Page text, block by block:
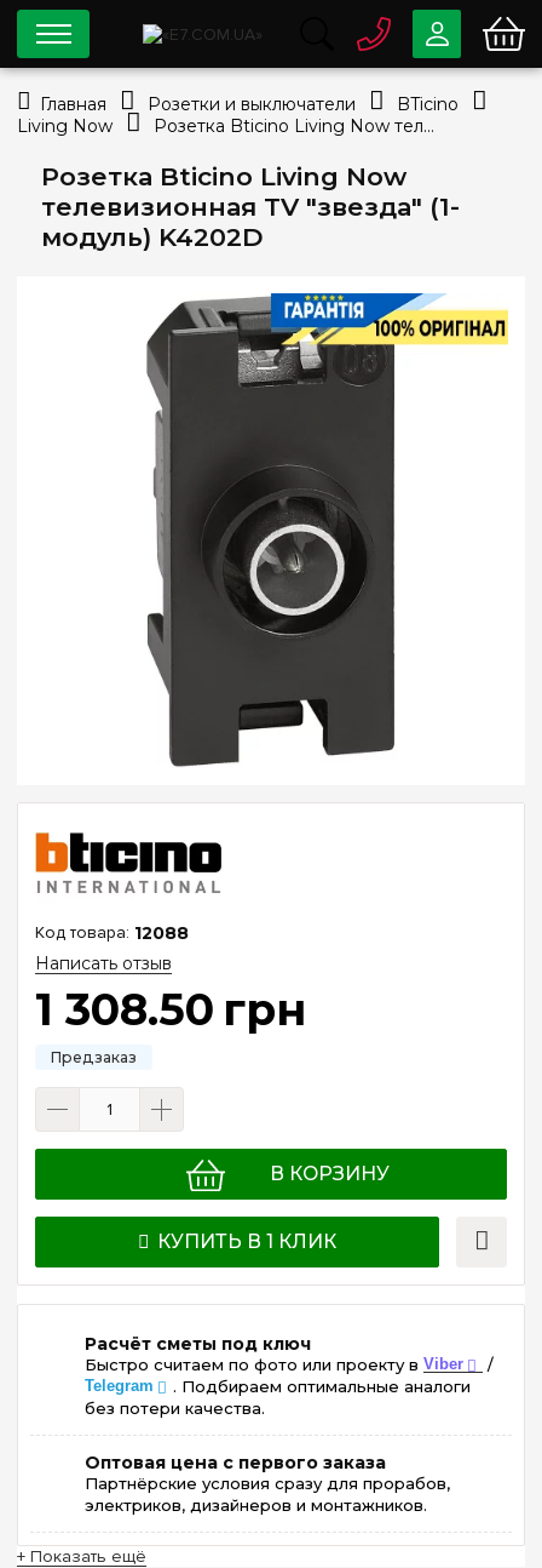
Розетка Bticino Living Now
телевизионная TV "звезда" (1-
модуль) K4202D
12088
Написать отзыв
1 308.50 грн
В КОРЗИНУ
КУПИТЬ В 1 КЛИК
Расчёт сметы под ключ
Быстро считаем по фото или проекту в Viber /
Telegram
. Подбираем оптимальные аналоги
без потери качества.
Оптовая цена с первого заказа
Партнёрские условия сразу для прорабов,
электриков, дизайнеров и монтажников.
+ Показать ещё
0 80033-63-07
info@e7.com.ua
044334-79-78
Viber Telegram
Главная Розетки и выключатели
BTicino
Living Now
Розетка Bticino Living Now телевизионная TV "звезда" (1-модуль) K4202D